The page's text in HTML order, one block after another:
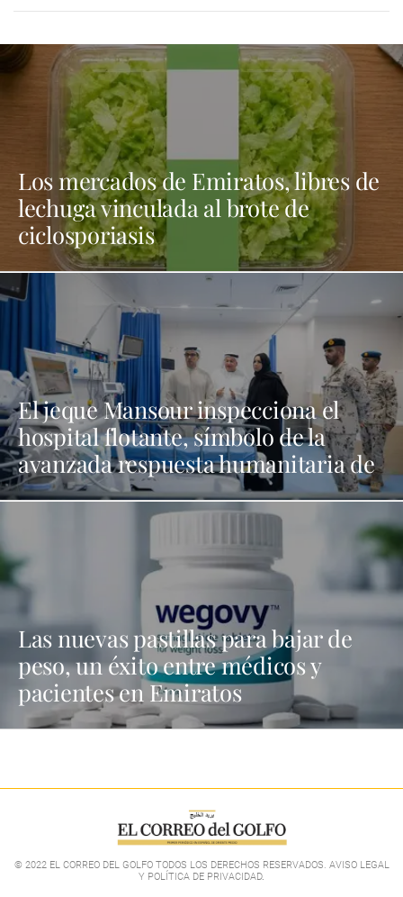
Los mercados de Emiratos, libres de
lechuga vinculada al brote de
ciclosporiasis
El jeque Mansour inspecciona el
hospital flotante, símbolo de la
avanzada respuesta humanitaria de
EAU
Las nuevas pastillas para bajar de
peso, un éxito entre médicos y
pacientes en Emiratos
© 2022 EL CORREO DEL GOLFO TODOS LOS DERECHOS RESERVADOS. AVISO LEGAL
Y POLÍTICA DE PRIVACIDAD.